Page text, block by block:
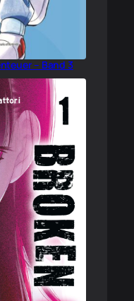
– Band 3